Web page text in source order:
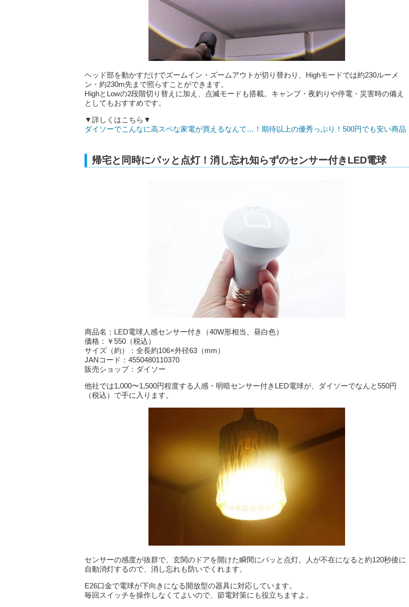
ヘッド部を動かすだけでズームイン・ズームアウトが切り替わり、Highモードでは約230ルーメ
ン・約230m先まで照らすことができます。
HighとLowの2段階切り替えに加え、点滅モードも搭載。キャンプ・夜釣りや停電・災害時の備え
としてもおすすめです。
▼詳しくはこちら▼
ダイソーでこんなに高スペな家電が買えるなんて…！期待以上の優秀っぷり！500円でも安い商品
帰宅と同時にパッと点灯！消し忘れ知らずのセンサー付きLED電球
商品名：LED電球人感センサー付き（40W形相当、昼白色）
価格：￥550（税込）
サイズ（約）：全長約106×外径63（mm）
JANコード：4550480110370
販売ショップ：ダイソー
他社では1,000〜1,500円程度する人感・明暗センサー付きLED電球が、ダイソーでなんと550円
（税込）で手に入ります。
センサーの感度が抜群で、玄関のドアを開けた瞬間にパッと点灯。人が不在になると約120秒後に
自動消灯するので、消し忘れも防いでくれます。
E26口金で電球が下向きになる開放型の器具に対応しています。
毎回スイッチを操作しなくてよいので、節電対策にも役立ちますよ。